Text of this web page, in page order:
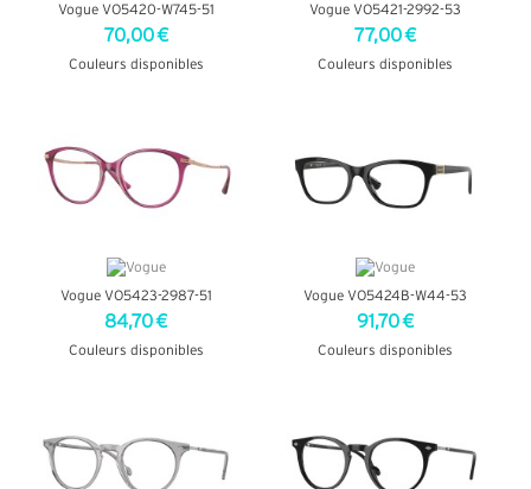
Vogue VO5420-W745-51
70,00 €
Couleurs disponibles
Vogue VO5421-2992-53
77,00 €
Couleurs disponibles
Vogue VO5423-2987-51
84,70 €
Couleurs disponibles
Vogue VO5424B-W44-53
91,70 €
Couleurs disponibles